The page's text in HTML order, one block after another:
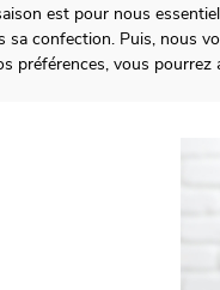
est pour nous
confection. Puis, nous
préférences, vous